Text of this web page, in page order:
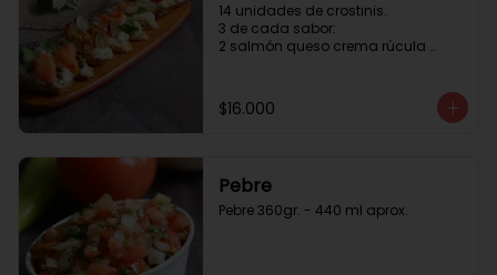
14 unidades de crostinis.
3 de cada sabor:
2 salmón queso crema rúcula
caramelizada y miel.
3 camaron queso crema rúcula.
$16.000
Pebre
Pebre 360gr. - 440 ml aprox.